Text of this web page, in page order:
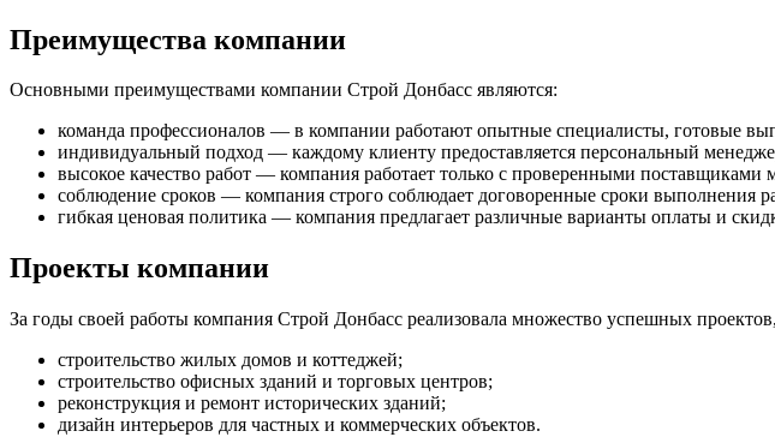
Преимущества компании
Основными преимуществами компании Строй Донбасс являются:
команда профессионалов — в компании работают опытные специалисты, готовые
индивидуальный подход — каждому клиенту предоставляется персональный
высокое качество работ — компания работает только с проверенными поставщиками
соблюдение сроков — компания строго соблюдает договоренные сроки выполнения
гибкая ценовая политика — компания предлагает различные варианты оплаты и
Проекты компании
За годы своей работы компания Строй Донбасс реализовала множество успешных
строительство жилых домов и коттеджей;
строительство офисных зданий и торговых центров;
реконструкция и ремонт исторических зданий;
дизайн интерьеров для частных и коммерческих объектов.